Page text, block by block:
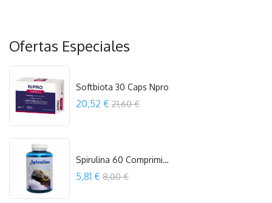
Ofertas Especiales
Softbiota 30 Caps Npro
Precio
20,52 € 21,60 €
Spirulina 60 Comprimidos Espadiet
Precio
5,81 € 8,00 €